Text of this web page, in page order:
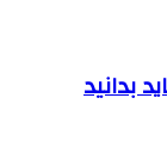
بدانید